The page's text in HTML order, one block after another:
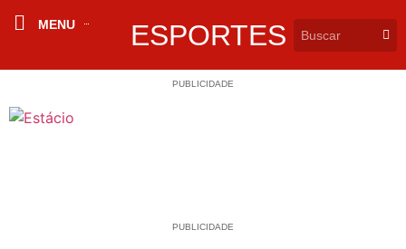
MENU ESPORTES
PUBLICIDADE
PUBLICIDADE